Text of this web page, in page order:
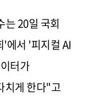
는 20일 국회
'에서 '피지컬 AI
터가
치게 한다"고